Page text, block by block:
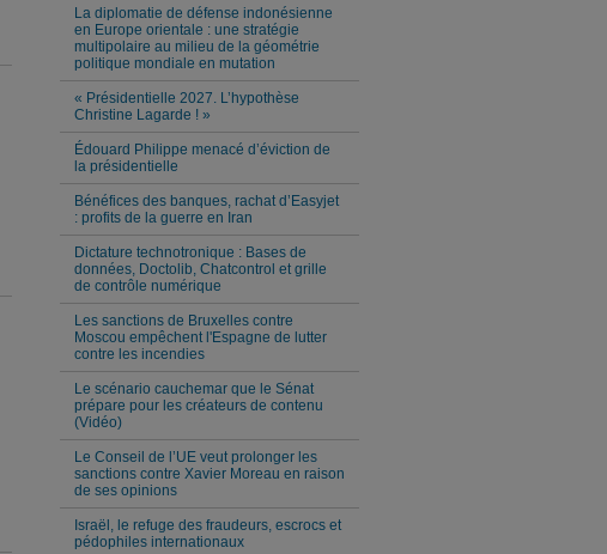
La diplomatie de défense indonésienne
en Europe orientale : une stratégie
multipolaire au milieu de la géométrie
politique mondiale en mutation
« Présidentielle 2027. L’hypothèse
Christine Lagarde ! »
Édouard Philippe menacé d’éviction de
la présidentielle
Bénéfices des banques, rachat d’Easyjet
: profits de la guerre en Iran
Dictature technotronique : Bases de
données, Doctolib, Chatcontrol et grille
de contrôle numérique
Les sanctions de Bruxelles contre
Moscou empêchent l'Espagne de lutter
contre les incendies
Le scénario cauchemar que le Sénat
prépare pour les créateurs de contenu
(Vidéo)
Le Conseil de l’UE veut prolonger les
sanctions contre Xavier Moreau en raison
de ses opinions
Israël, le refuge des fraudeurs, escrocs et
pédophiles internationaux